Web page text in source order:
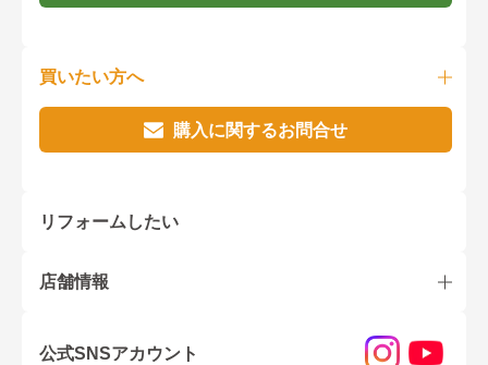
買いたい方へ
購入に関するお問合せ
リフォームしたい
店舗情報
公式SNSアカウント